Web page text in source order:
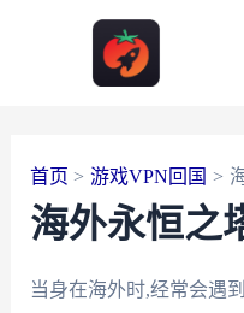
首页 游戏VPN回国
海外永恒之
当身在海外时,经常会遇